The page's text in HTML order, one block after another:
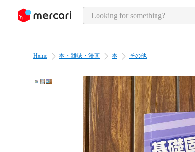
page content
Home 本・雑誌・漫画 本 その他